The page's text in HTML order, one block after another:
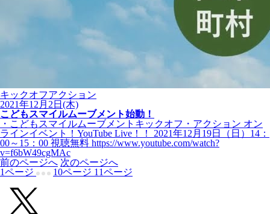
キックオフアクション
2021年12月2日(木)
こどもスマイルムーブメント始動！
・こどもスマイルムーブメントキックオフ・アクション オン
ラインイベント！YouTube Live！！ 2021年12月19日（日）14：
00～15：00 視聴無料 https://www.youtube.com/watch?
v=f6bW49cgMAc
前のページへ 次のページへ
1ページ 10ページ 11ページ